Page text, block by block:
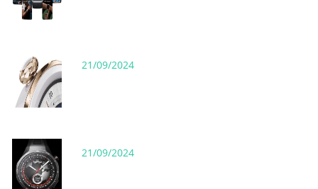
21/09/2024
21/09/2024